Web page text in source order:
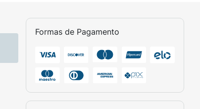
Formas de Pagamento